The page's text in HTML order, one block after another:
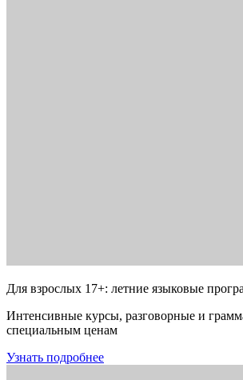
Для взрослых 17+: летние языковые
Интенсивные курсы, разговорные и
специальным ценам
Узнать подробнее